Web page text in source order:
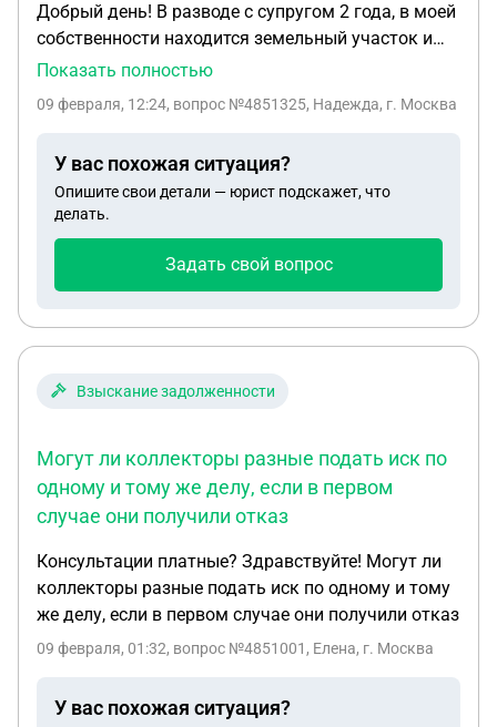
Добрый день! В разводе с супругом 2 года, в моей
собственности находится земельный участок и
жилой дом, в собственности бывшего супруга
браке. Сейчас хотим продать друг другу данное
нотариальное согласие супругов, если по факту
мы продаём имущество друг другу
Показать полностью
09 февраля, 12:24, вопрос №4851325, Надежда, г. Москва
У вас похожая ситуация?
Опишите свои детали — юрист подскажет, что
делать.
Задать свой вопрос
Взыскание задолженности
Могут ли коллекторы разные подать иск по
одному и тому же делу, если в первом
случае они получили отказ
Консультации платные? Здравствуйте! Могут ли
коллекторы разные подать иск по одному и тому
же делу, если в первом случае они получили отказ
09 февраля, 01:32, вопрос №4851001, Елена, г. Москва
У вас похожая ситуация?